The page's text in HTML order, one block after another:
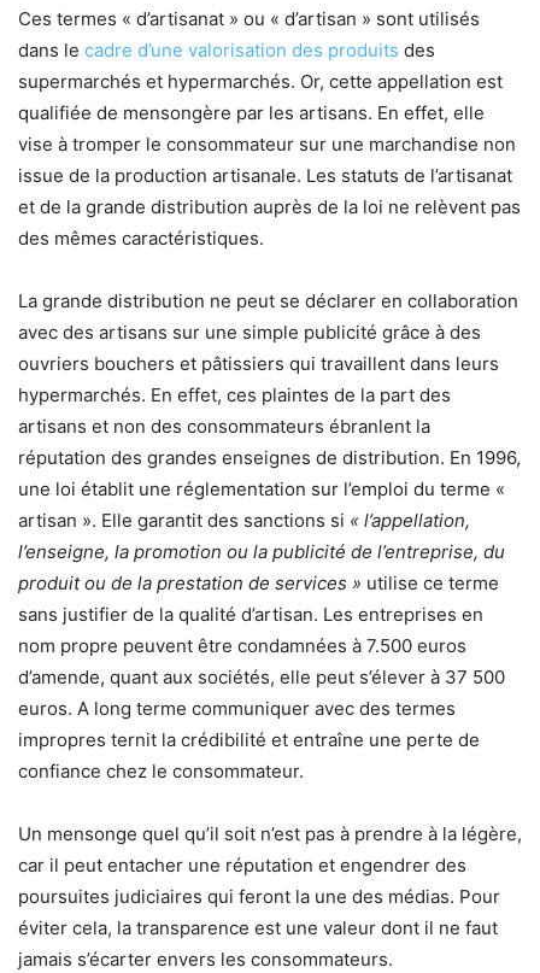
Ces termes « d’artisanat » ou « d’artisan » sont utilisés
dans le cadre d’une valorisation des produits des
supermarchés et hypermarchés. Or, cette appellation est
qualifiée de mensongère par les artisans. En effet, elle
vise à tromper le consommateur sur une marchandise non
issue de la production artisanale. Les statuts de l’artisanat
et de la grande distribution auprès de la loi ne relèvent pas
des mêmes caractéristiques.
La grande distribution ne peut se déclarer en collaboration
avec des artisans sur une simple publicité grâce à des
ouvriers bouchers et pâtissiers qui travaillent dans leurs
hypermarchés. En effet, ces plaintes de la part des
artisans et non des consommateurs ébranlent la
réputation des grandes enseignes de distribution. En 1996,
une loi établit une réglementation sur l’emploi du terme «
artisan ». Elle garantit des sanctions si « l’appellation,
l’enseigne, la promotion ou la publicité de l’entreprise, du
produit ou de la prestation de services » utilise ce terme
sans justifier de la qualité d’artisan. Les entreprises en
nom propre peuvent être condamnées à 7.500 euros
d’amende, quant aux sociétés, elle peut s’élever à 37 500
euros. A long terme communiquer avec des termes
impropres ternit la crédibilité et entraîne une perte de
confiance chez le consommateur.
Un mensonge quel qu’il soit n’est pas à prendre à la légère,
car il peut entacher une réputation et engendrer des
poursuites judiciaires qui feront la une des médias. Pour
éviter cela, la transparence est une valeur dont il ne faut
jamais s’écarter envers les consommateurs.